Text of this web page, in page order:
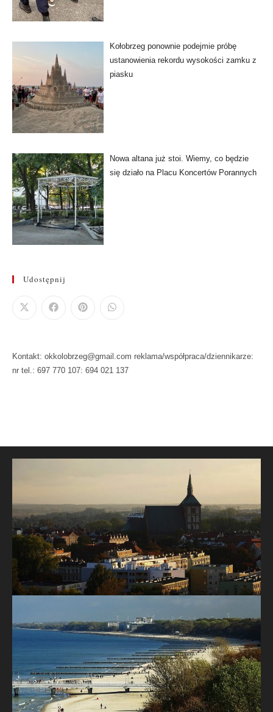
Kołobrzeg ponownie podejmie próbę
ustanowienia rekordu wysokości zamku z
piasku
Nowa altana już stoi. Wiemy, co będzie
się działo na Placu Koncertów Porannych
Udostępnij
Kontakt: okkolobrzeg@gmail.com reklama/współpraca/dziennikarze:
nr tel.: 697 770 107: 694 021 137